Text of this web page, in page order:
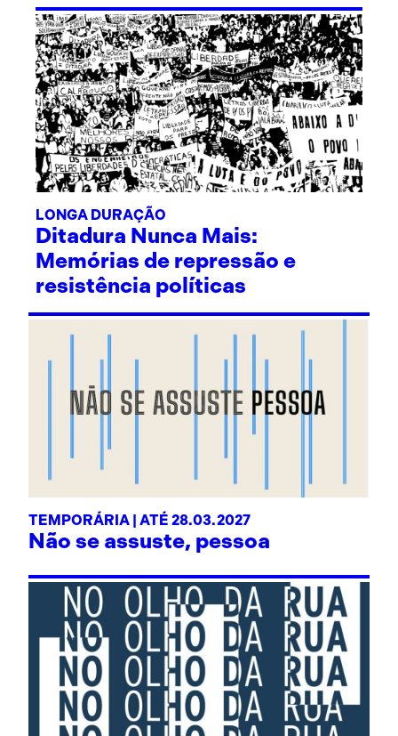
LONGA DURAÇÃO
Ditadura Nunca Mais:
Memórias de repressão e
resistência políticas
TEMPORÁRIA | ATÉ 28.03.2027
Não se assuste, pessoa